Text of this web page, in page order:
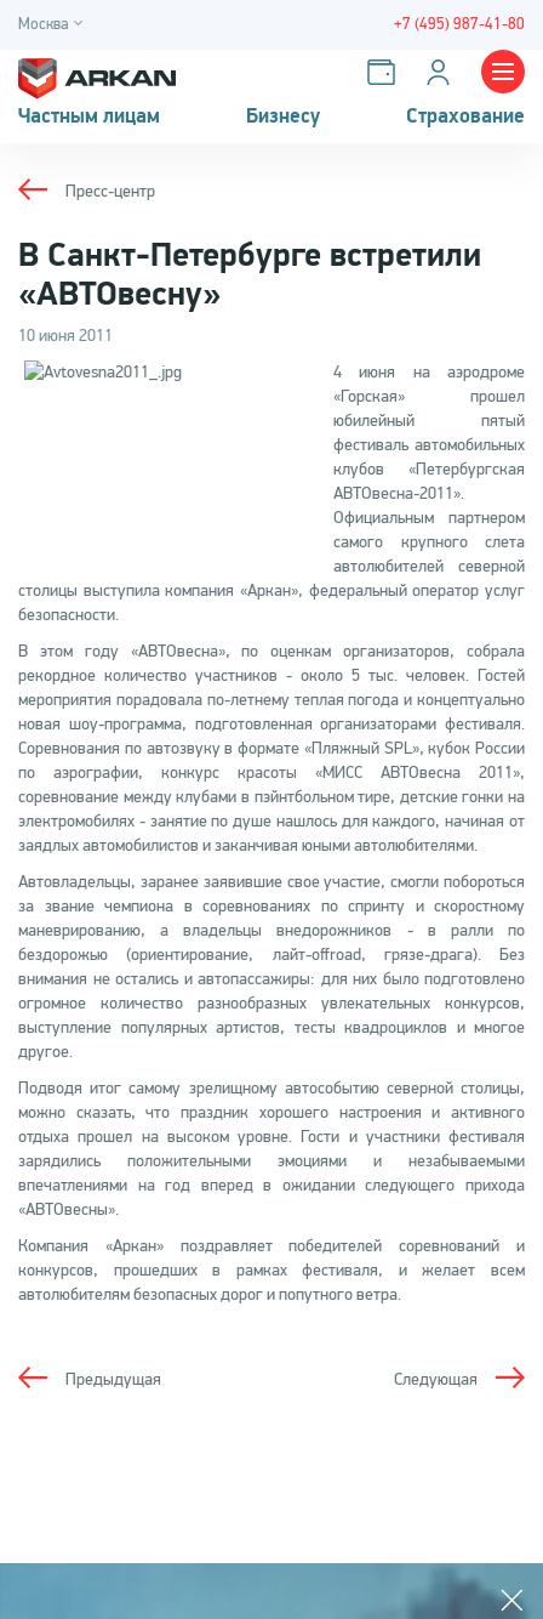
Москва +7 (495) 987-41-80
Частным лицам Бизнесу Страхование
Пресс-центр
В Санкт-Петербурге встретили
«АВТОвесну»
10 июня 2011
4 июня на аэродроме
«Горская» прошел
юбилейный пятый
фестиваль автомобильных
клубов «Петербургская
АВТОвесна-2011».
Официальным партнером
самого крупного слета
автолюбителей северной
столицы выступила компания «Аркан», федеральный оператор услуг
безопасности.
В этом году «АВТОвесна», по оценкам организаторов, собрала
рекордное количество участников - около 5 тыс. человек. Гостей
мероприятия порадовала по-летнему теплая погода и концептуально
новая шоу-программа, подготовленная организаторами фестиваля.
Соревнования по автозвуку в формате «Пляжный SPL», кубок России
по аэрографии, конкурс красоты «МИСС АВТОвесна 2011»,
соревнование между клубами в пэйнтбольном тире, детские гонки на
электромобилях - занятие по душе нашлось для каждого, начиная от
заядлых автомобилистов и заканчивая юными автолюбителями.
Автовладельцы, заранее заявившие свое участие, смогли побороться
за звание чемпиона в соревнованиях по спринту и скоростному
маневрированию, а владельцы внедорожников - в ралли по
бездорожью (ориентирование, лайт-offroad, грязе-драга). Без
внимания не остались и автопассажиры: для них было подготовлено
огромное количество разнообразных увлекательных конкурсов,
выступление популярных артистов, тесты квадроциклов и многое
другое.
Подводя итог самому зрелищному автособытию северной столицы,
можно сказать, что праздник хорошего настроения и активного
отдыха прошел на высоком уровне. Гости и участники фестиваля
зарядились положительными эмоциями и незабываемыми
впечатлениями на год вперед в ожидании следующего прихода
«АВТОвесны».
Компания «Аркан» поздравляет победителей соревнований и
конкурсов, прошедших в рамках фестиваля, и желает всем
автолюбителям безопасных дорог и попутного ветра.
Следующая
Предыдущая